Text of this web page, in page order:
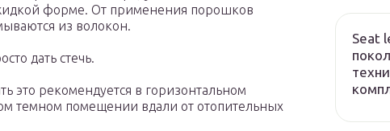
форме. От применения порошков
из волокон.
дать стечь.
это рекомендуется в горизонтальном
темном помещении вдали от отопительных
Seat